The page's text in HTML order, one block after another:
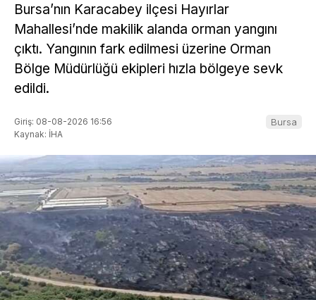
Bursa’nın Karacabey ilçesi Hayırlar
Mahallesi’nde makilik alanda orman yangını
çıktı. Yangının fark edilmesi üzerine Orman
Bölge Müdürlüğü ekipleri hızla bölgeye sevk
edildi.
Giriş: 08-08-2026 16:56
Kaynak: İHA
Bursa